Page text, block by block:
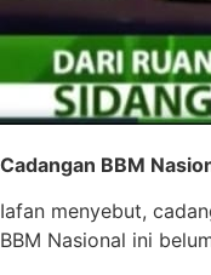
Cadangan BBM
Iafan menyebut,
BBM Nasional ini